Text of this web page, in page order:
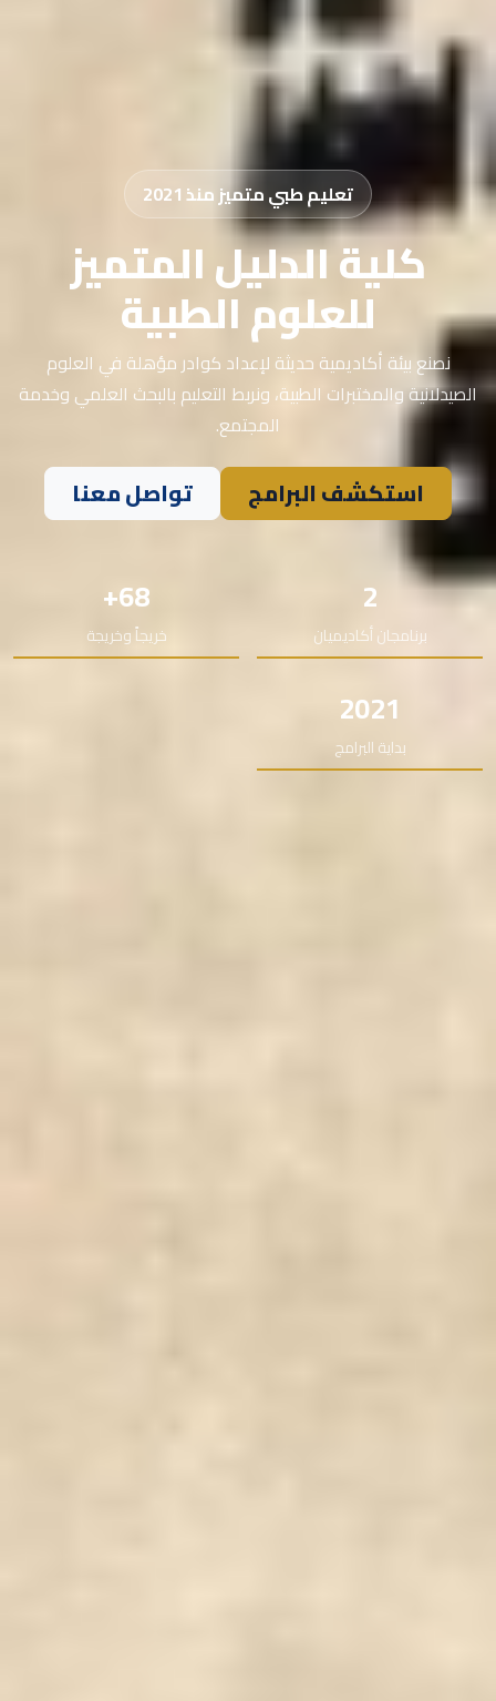
تعليم طبي متميز منذ 2021
كلية الدليل المتميز
للعلوم الطبية
نصنع بيئة أكاديمية حديثة لإعداد كوادر مؤهلة في العلوم
الصيدلانية والمختبرات الطبية، ونربط التعليم بالبحث العلمي وخدمة
المجتمع.
استكشف البرامج تواصل معنا
2
برنامجان أكاديميان
68+
خريجاً وخريجة
2021
بداية البرامج